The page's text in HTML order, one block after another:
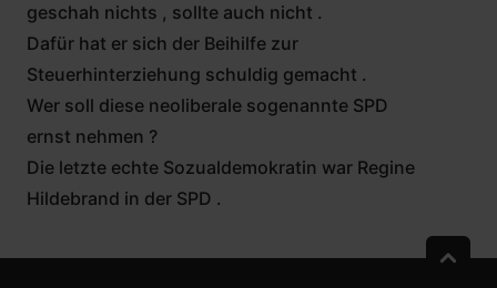
geschah nichts , sollte auch nicht .
Dafür hat er sich der Beihilfe zur
Steuerhinterziehung schuldig gemacht .
Wer soll diese neoliberale sogenannte SPD
ernst nehmen ?
Die letzte echte Sozualdemokratin war Regine
Hildebrand in der SPD .